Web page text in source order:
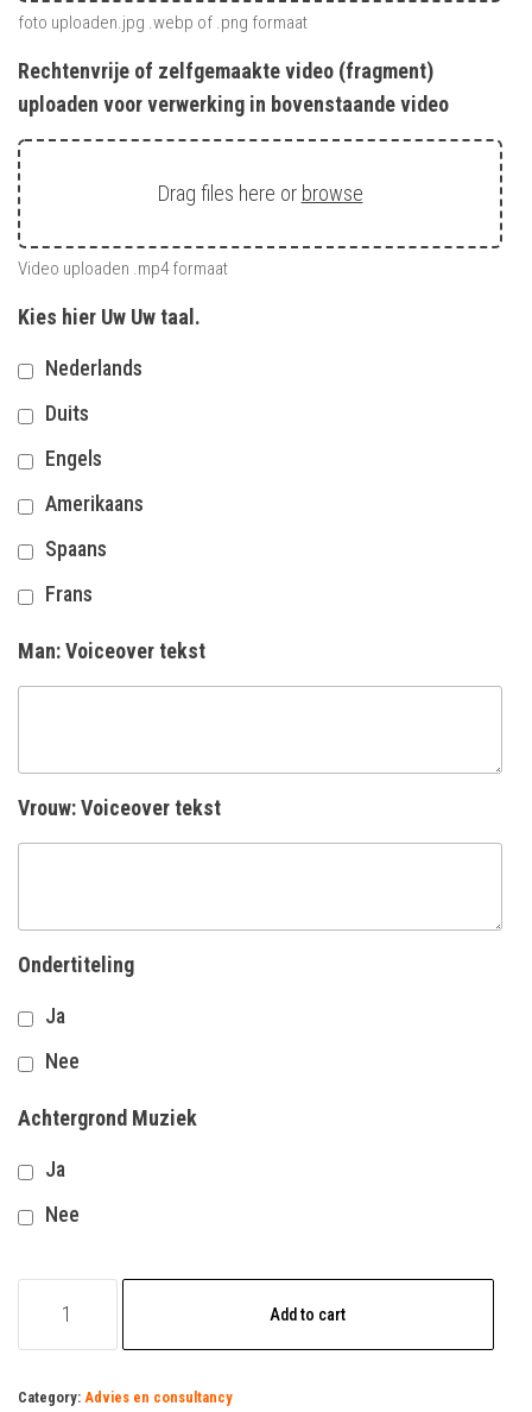
foto uploaden.jpg .webp of .png formaat
Rechtenvrije of zelfgemaakte video (fragment)
uploaden voor verwerking in bovenstaande video
Drag files here or browse
Video uploaden .mp4 formaat
Kies hier Uw Uw taal.
Nederlands
Duits
Engels
Amerikaans
Spaans
Frans
Man: Voiceover tekst
Vrouw: Voiceover tekst
Ondertiteling
Ja
Nee
Achtergrond Muziek
Ja
Nee
vacature
Add to cart
Category: Advies en consultancy